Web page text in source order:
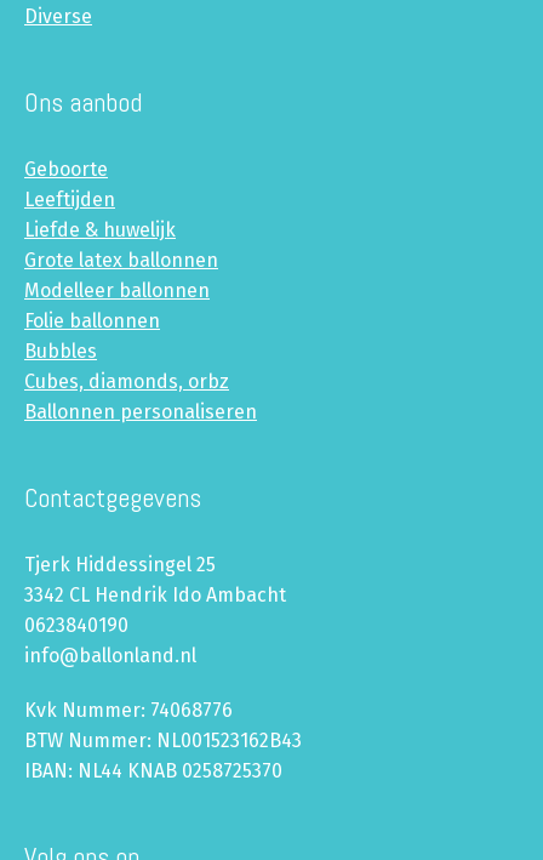
Diverse
Ons aanbod
Geboorte
Leeftijden
Liefde & huwelijk
Grote latex ballonnen
Modelleer ballonnen
Folie ballonnen
Bubbles
Cubes, diamonds, orbz
Ballonnen personaliseren
Contactgegevens
Tjerk Hiddessingel 25
3342 CL Hendrik Ido Ambacht
0623840190
info@ballonland.nl
Kvk Nummer: 74068776
BTW Nummer: NL001523162B43
IBAN: NL44 KNAB 0258725370